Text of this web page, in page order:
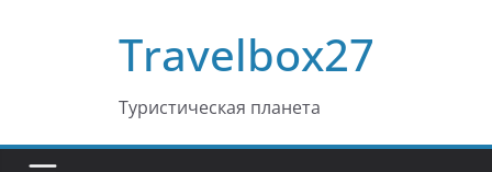
Travelbox27
Туристическая планета